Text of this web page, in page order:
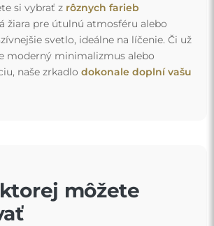
si vybrať z rôznych farieb
žiara pre útulnú atmosféru alebo
svetlo, ideálne na líčenie. Či už
moderný minimalizmus alebo
naše zrkadlo dokonale doplní vašu
môžete